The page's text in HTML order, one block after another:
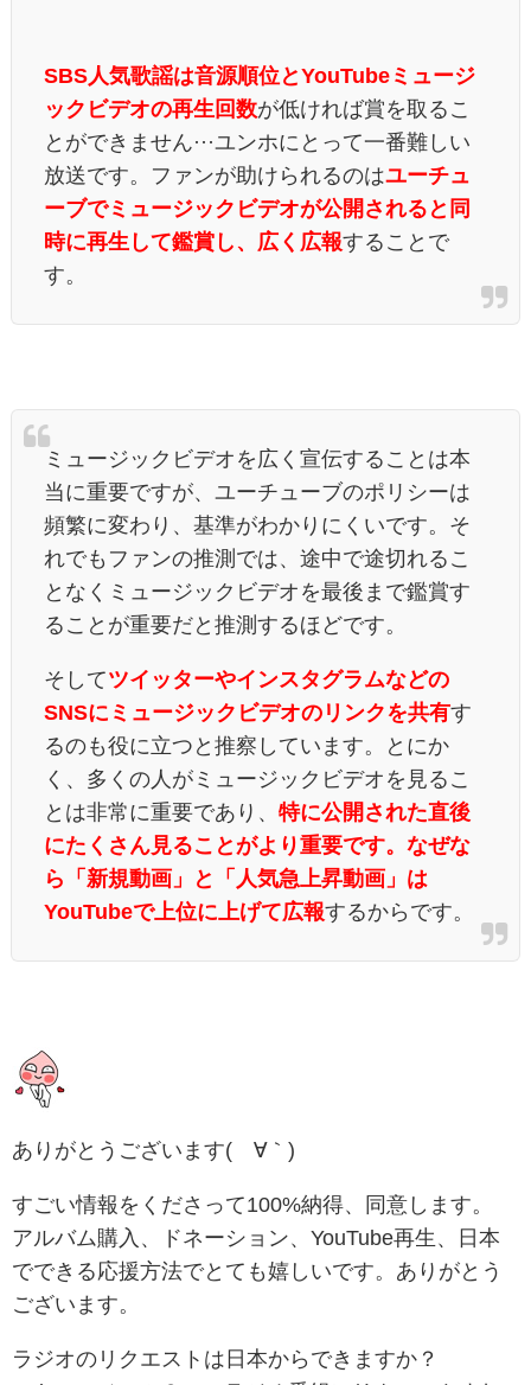
SBS人気歌謡は音源順位とYouTubeミュージ
ックビデオの再生回数が低ければ賞を取るこ
とができません···ユンホにとって一番難しい
放送です。ファンが助けられるのはユーチュ
ーブでミュージックビデオが公開されると同
時に再生して鑑賞し、広く広報することで
す。
ミュージックビデオを広く宣伝することは本
当に重要ですが、ユーチューブのポリシーは
頻繁に変わり、基準がわかりにくいです。そ
れでもファンの推測では、途中で途切れるこ
となくミュージックビデオを最後まで鑑賞す
ることが重要だと推測するほどです。
そしてツイッターやインスタグラムなどの
SNSにミュージックビデオのリンクを共有す
るのも役に立つと推察しています。とにか
く、多くの人がミュージックビデオを見るこ
とは非常に重要であり、 特に公開された直後
にたくさん見ることがより重要です。なぜな
ら「新規動画」と「人気急上昇動画」は
YouTubeで上位に上げて広報するからです。
ありがとうございます(´ ∀｀)
すごい情報をくださって100%納得、同意します。
アルバム購入、ドネーション、YouTube再生、日本
でできる応援方法でとても嬉しいです。ありがとう
ございます。
ラジオのリクエストは日本からできますか？